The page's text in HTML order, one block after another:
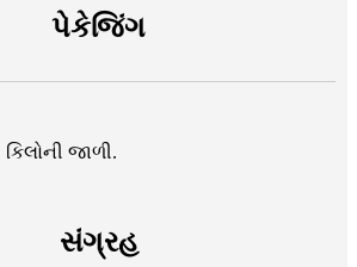
પેકેજિંગ
જાળી.
સંગ્રહ